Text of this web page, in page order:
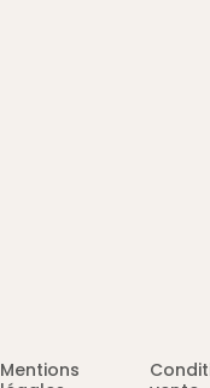
Mentions